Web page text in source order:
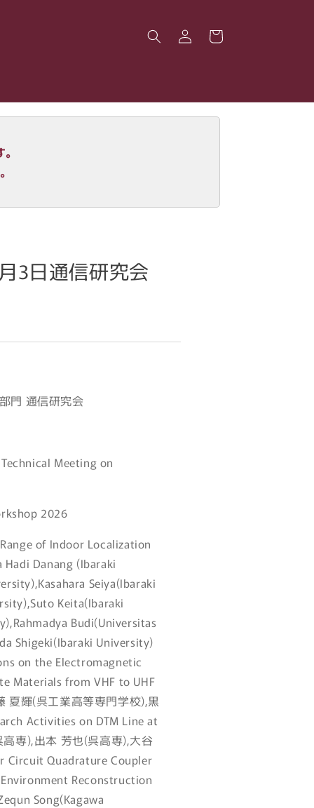
グ
イ
ー
3日通信研究会
門 通信研究会
Meeting on
2026
of Indoor Localization
Hadi Danang (Ibaraki
Seiya(Ibaraki
Keita(Ibaraki
Budi(Universitas
Shigeki(Ibaraki University)
on the Electromagnetic
Materials from VHF to UHF
夏輝(呉工業高等専門学校),黒
Activities on DTM Line at
専),出本 芳也(呉高専),大谷
Circuit Quadrature Coupler
Reconstruction
Song(Kagawa